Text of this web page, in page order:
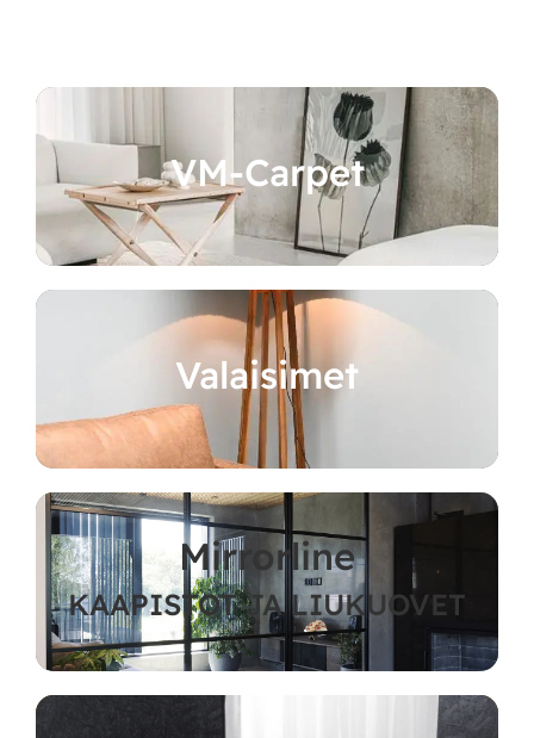
VM-Carpet
Valaisimet
Mirrorline
KAAPISTOT JA LIUKUOVET